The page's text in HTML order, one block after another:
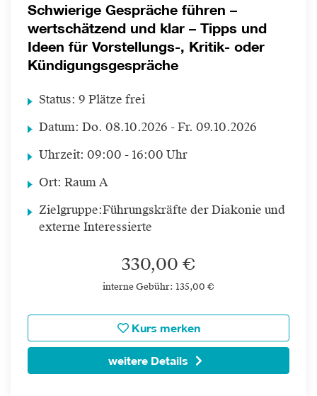
Schwierige Gespräche führen –
wertschätzend und klar – Tipps und
Ideen für Vorstellungs-, Kritik- oder
Kündigungsgespräche
Status: 9 Plätze frei
Datum: Do. 08.10.2026 - Fr. 09.10.2026
Uhrzeit: 09:00 - 16:00 Uhr
Ort: Raum A
Zielgruppe:Führungskräfte der Diakonie und
externe Interessierte
330,00 €
interne Gebühr: 135,00 €
Kurs merken
weitere Details